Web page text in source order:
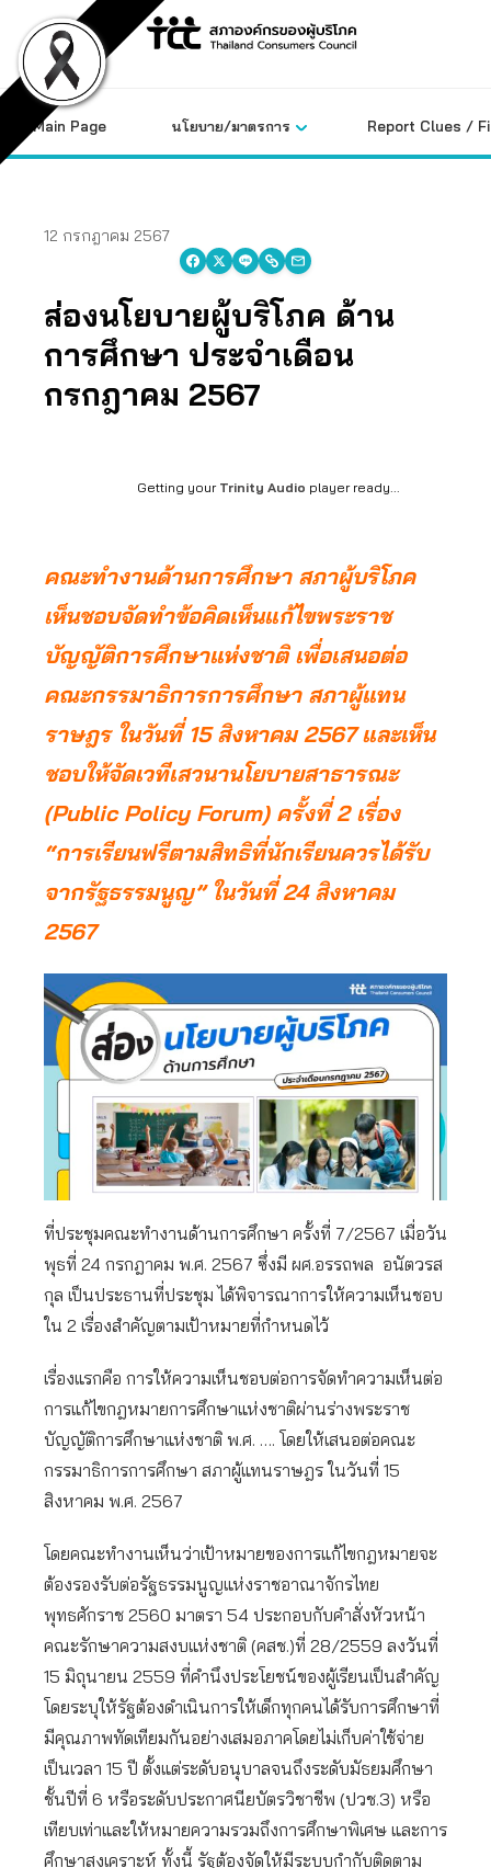
content
Main Page นโยบาย/มาตรการ Report Clues /
12 กรกฎาคม 2567
ส่องนโยบายผู้บริโภค ด้าน
การศึกษา ประจำเดือน
กรกฎาคม 2567
Getting your Trinity Audio player ready...
คณะทำงานด้านการศึกษา สภาผู้บริโภค
เห็นชอบจัดทำข้อคิดเห็นแก้ไขพระราช
บัญญัติการศึกษาแห่งชาติ เพื่อเสนอต่อ
คณะกรรมาธิการการศึกษา สภาผู้แทน
ราษฎร ในวันที่ 15 สิงหาคม 2567 และเห็น
ชอบให้จัดเวทีเสวนานโยบายสาธารณะ
(Public Policy Forum) ครั้งที่ 2 เรื่อง
“การเรียนฟรีตามสิทธิที่นักเรียนควรได้รับ
จากรัฐธรรมนูญ” ในวันที่ 24 สิงหาคม
2567
ที่ประชุมคณะทำงานด้านการศึกษา ครั้งที่ 7/2567 เมื่อวัน
พุธที่ 24 กรกฎาคม พ.ศ. 2567 ซึ่งมี ผศ.อรรถพล อนัตวรส
กุล เป็นประธานที่ประชุม ได้พิจารณาการให้ความเห็นชอบ
ใน 2 เรื่องสำคัญตามเป้าหมายที่กำหนดไว้
เรื่องแรกคือ การให้ความเห็นชอบต่อการจัดทำความเห็นต่อ
การแก้ไขกฎหมายการศึกษาแห่งชาติผ่านร่างพระราช
บัญญัติการศึกษาแห่งชาติ พ.ศ. …. โดยให้เสนอต่อคณะ
กรรมาธิการการศึกษา สภาผู้แทนราษฎร ในวันที่ 15
สิงหาคม พ.ศ. 2567
โดยคณะทำงานเห็นว่าเป้าหมายของการแก้ไขกฎหมายจะ
ต้องรองรับต่อรัฐธรรมนูญแห่งราชอาณาจักรไทย
พุทธศักราช 2560 มาตรา 54 ประกอบกับคําสั่งหัวหน้า
คณะรักษาความสงบแห่งชาติ (คสช.)ที่ 28/2559 ลงวันที่
15 มิถุนายน 2559 ที่คำนึงประโยชน์ของผู้เรียนเป็นสำคัญ
โดยระบุให้รัฐต้องดำเนินการให้เด็กทุกคนได้รับการศึกษาที่
มีคุณภาพทัดเทียมกันอย่างเสมอภาคโดยไม่เก็บค่าใช้จ่าย
เป็นเวลา 15 ปี ตั้งแต่ระดับอนุบาลจนถึงระดับมัธยมศึกษา
ชั้นปีที่ 6 หรือระดับประกาศนียบัตรวิชาชีพ (ปวช.3) หรือ
เทียบเท่าและให้หมายความรวมถึงการศึกษาพิเศษ และการ
ศึกษาสงเคราะห์ ทั้งนี้ รัฐต้องจัดให้มีระบบกำกับติดตาม